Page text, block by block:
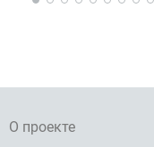
О проекте